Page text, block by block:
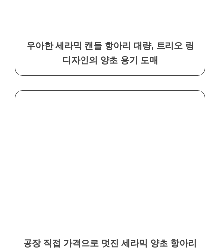
우아한 세라믹 캔들 항아리 대량, 트리오 링
디자인의 양초 용기 도매
공장 직접 가격으로 멋진 세라믹 양초 항아리